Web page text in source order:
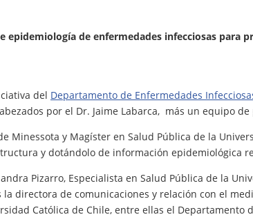
de enfermedades infecciosas para
del Departamento de Enfermedades
por el Dr. Jaime Labarca, más un equipo
Minessota y Magíster en Salud Pública de la
y dotándolo de información epidemiológica
Pizarro, Especialista en Salud Pública de la
directora de comunicaciones y relación con el
Católica de Chile, entre ellas el Departamento